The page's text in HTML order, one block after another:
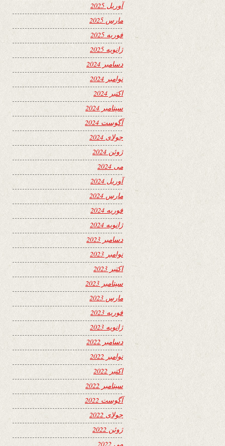
آوریل 2025
مارس 2025
فوریه 2025
ژانویه 2025
دسامبر 2024
نوامبر 2024
اکتبر 2024
سپتامبر 2024
آگوست 2024
جولای 2024
ژوئن 2024
می 2024
آوریل 2024
مارس 2024
فوریه 2024
ژانویه 2024
دسامبر 2023
نوامبر 2023
اکتبر 2023
سپتامبر 2023
مارس 2023
فوریه 2023
ژانویه 2023
دسامبر 2022
نوامبر 2022
اکتبر 2022
سپتامبر 2022
آگوست 2022
جولای 2022
ژوئن 2022
می 2022